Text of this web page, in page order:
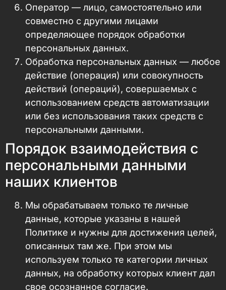
Оператор — лицо, самостоятельно или
совместно с другими лицами
определяющее порядок обработки
персональных данных.
Обработка персональных данных — любое
действие (операция) или совокупность
действий (операций), совершаемых с
использованием средств автоматизации
или без использования таких средств с
персональными данными.
Порядок взаимодействия с
персональными данными
наших клиентов
Мы обрабатываем только те личные
данные, которые указаны в нашей
Политике и нужны для достижения целей,
описанных там же. При этом мы
используем только те категории личных
данных, на обработку которых клиент дал
свое осознанное согласие.